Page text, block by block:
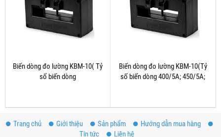
Biến dòng đo lường KBM-10( Tỷ
số biến dòng
Biến dòng đo lường KBM-10(Tỷ
số biến dòng 400/5A; 450/5A;
Trang chủ Giới thiệu Sản phẩm
Hướng dẫn mua hàng
Tin tức
Liên hệ